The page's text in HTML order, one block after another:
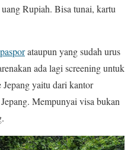
Rupiah. Bisa tunai, kartu
ataupun yang sudah urus
ada lagi screening untuk
yaitu dari kantor
Mempunyai visa bukan